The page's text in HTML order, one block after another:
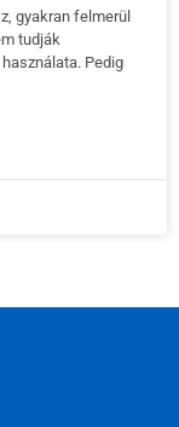
gyakran felmerül
tudják
Pedig